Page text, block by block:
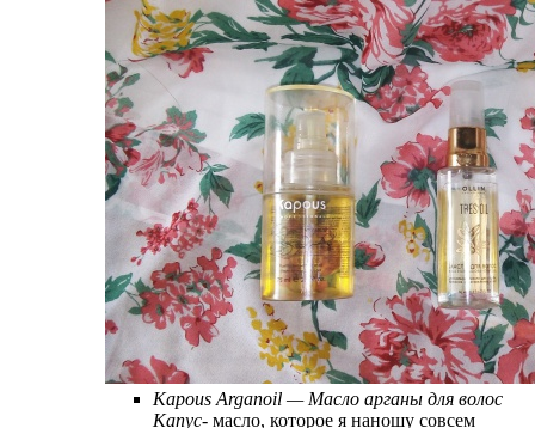
Kapous Arganoil — Масло арганы для волос
Капус- масло, которое я наношу совсем